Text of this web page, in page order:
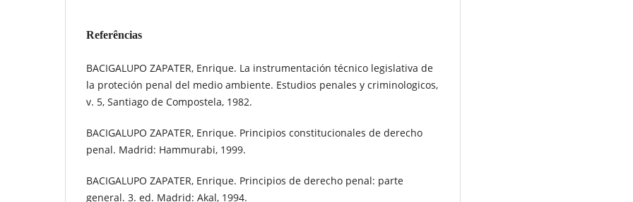
Referências
BACIGALUPO ZAPATER, Enrique. La instrumentación técnico legislativa de
la proteción penal del medio ambiente. Estudios penales y criminologicos,
v. 5, Santiago de Compostela, 1982.
BACIGALUPO ZAPATER, Enrique. Principios constitucionales de derecho
penal. Madrid: Hammurabi, 1999.
BACIGALUPO ZAPATER, Enrique. Principios de derecho penal: parte
general. 3. ed. Madrid: Akal, 1994.